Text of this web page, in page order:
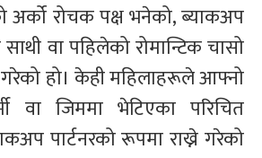
अर्को रोचक पक्ष भनेको, ब्याकअप
साथी वा पहिलेको रोमान्टिक चासो
हो। केही महिलाहरूले आफ्नो
वा जिममा भेटिएका परिचित
पार्टनरको रूपमा राख्ने गरेको